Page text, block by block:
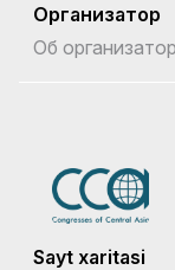
Организатор
Об
Sayt xaritasi